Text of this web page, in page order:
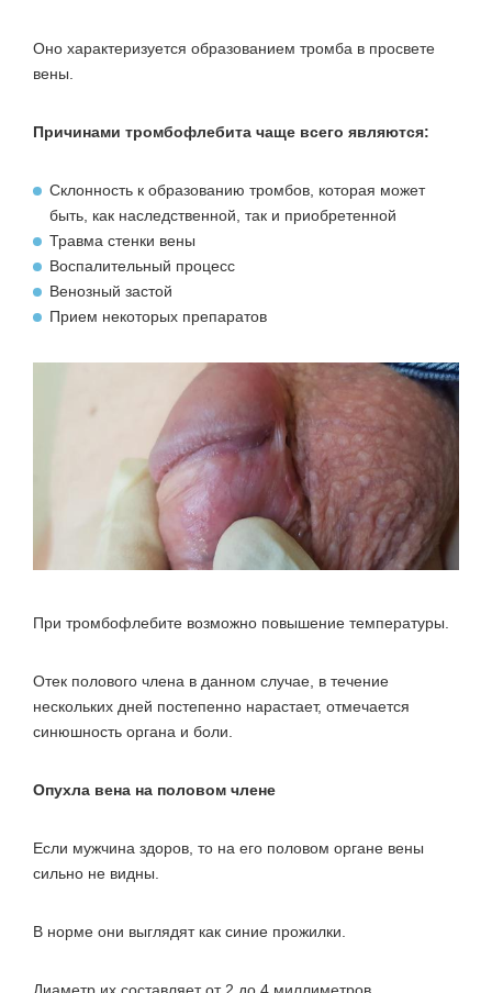
Оно характеризуется образованием тромба в просвете
вены.
Причинами тромбофлебита чаще всего являются:
Склонность к образованию тромбов, которая может
быть, как наследственной, так и приобретенной
Травма стенки вены
Воспалительный процесс
Венозный застой
Прием некоторых препаратов
При тромбофлебите возможно повышение температуры.
Отек полового члена в данном случае, в течение
нескольких дней постепенно нарастает, отмечается
синюшность органа и боли.
Опухла вена на половом члене
Если мужчина здоров, то на его половом органе вены
сильно не видны.
В норме они выглядят как синие прожилки.
Диаметр их составляет от 2 до 4 миллиметров.